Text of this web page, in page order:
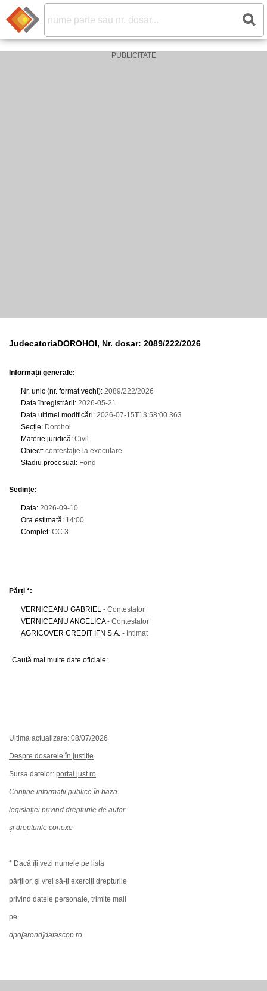
JudecatoriaDOROHOI, Nr. dosar: 2089/222/2026
Informații generale:
Nr. unic (nr. format vechi): 2089/222/2026
Data înregistrării: 2026-05-21
Data ultimei modificări: 2026-07-15T13:58:00.363
Secție: Dorohoi
Materie juridică: Civil
Obiect: contestaţie la executare
Stadiu procesual : Fond
Sedințe:
Data: 2026-09-10
Ora estimată: 14:00
Complet: CC 3
Părți *:
VERNICEANU GABRIEL - Contestator
VERNICEANU ANGELICA- Contestator
AGRICOVER CREDIT IFN S.A. - Intimat
Caută mai multe date oficiale:
Ultima actualizare: 08/07/2026
Despre dosarele în justiție
Sursa datelor: portal.just.ro
Conține informații publice în baza
legislației privind drepturile de autor
și drepturile conexe
* Dacă îți vezi numele pe lista
părților, și vrei să-ți exerciți drepturile
privind datele personale, trimite mail
pe
dpo[arond]datascop.ro